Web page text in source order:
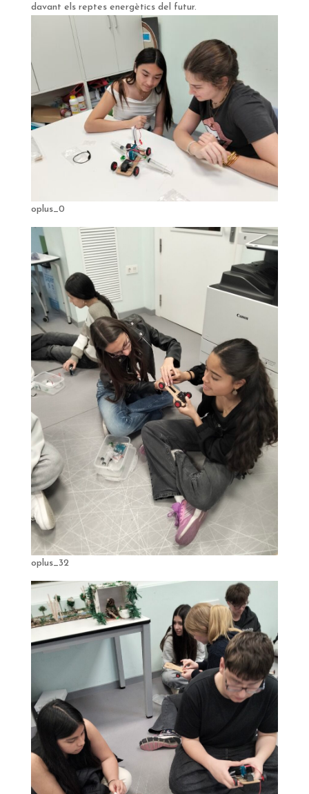
davant els reptes energètics del futur.
oplus_0
oplus_32